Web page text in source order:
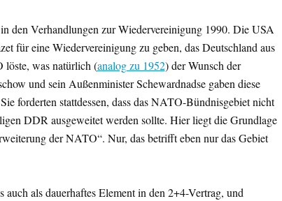
den Verhandlungen zur Wiedervereinigung 1990. Die USA
für eine Wiedervereinigung zu geben, das Deutschland aus
löste, was natürlich (analog zu 1952) der Wunsch der
und sein Außenminister Schewardnadse gaben diese
forderten stattdessen, dass das NATO-Bündnisgebiet nicht
DDR ausgeweitet werden sollte. Hier liegt die Grundlage
der NATO“. Nur, das betrifft eben nur das Gebiet
auch als dauerhaftes Element in den 2+4-Vertrag, und